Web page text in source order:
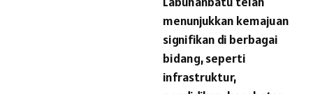
menunjukkan kemajuan
signifikan di berbagai
bidang, seperti
infrastruktur,